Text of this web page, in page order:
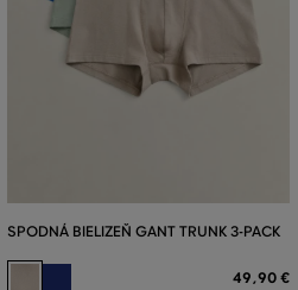
SPODNÁ BIELIZEŇ GANT TRUNK 3-PACK
49,90 €